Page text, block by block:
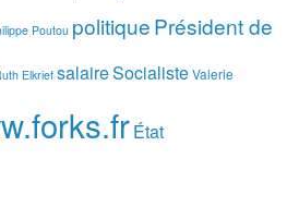
Poutou politiquePrésident de
ElkriefsalaireSocialisteValerie
État